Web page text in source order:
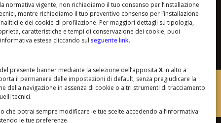
normativa vigente, non richiediamo il tuo consenso per l’installazione
mentre richiediamo il tuo preventivo consenso per l’installazione
e dei cookie di profilazione. Per maggiori dettagli su tipologia,
caratteristiche e tempi di conservazione dei cookie, puoi
estesa cliccando sul seguente link.
presente banner mediante la selezione dell’apposita X in alto a
il permanere delle impostazioni di default, senza pregiudicare la
della navigazione in assenza di cookie o altri strumenti di tracciamento
tecnici.
che potrai sempre modificare le tue scelte accedendo all’informativa
le tue preferenze.
modo utilizzate senza autorizzazione.
.
IL COMITATO GENITORI•